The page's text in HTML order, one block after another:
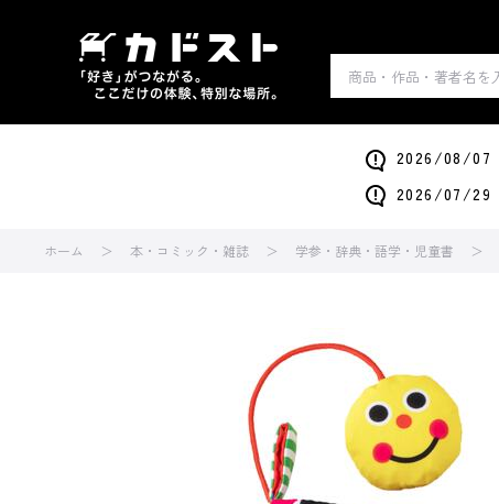
2026/08/07
2026/07/29
ホーム 本・コミック・雑誌 学参・辞典・語学・児童書